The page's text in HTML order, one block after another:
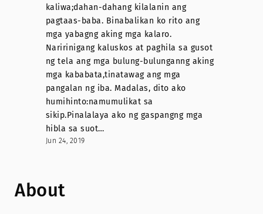
kaliwa;dahan-dahang kilalanin ang
pagtaas-baba. Binabalikan ko rito ang
mga yabagng aking mga kalaro.
Naririnigang kaluskos at paghila sa gusot
ng tela ang mga bulung-bulunganng aking
mga kababata,tinatawag ang mga
pangalan ng iba. Madalas, dito ako
humihinto:namumulikat sa
sikip.Pinalalaya ako ng gaspangng mga
hibla sa suot…
Jun 24, 2019
About